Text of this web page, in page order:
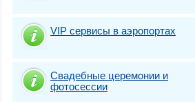
VIP сервисы в аэропортах
Свадебные церемонии и
фотосесcии